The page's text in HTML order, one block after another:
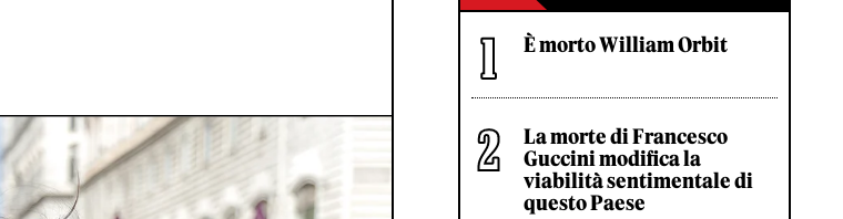
È morto William Orbit
La morte di Francesco
Guccini modifica la
viabilità sentimentale di
questo Paese